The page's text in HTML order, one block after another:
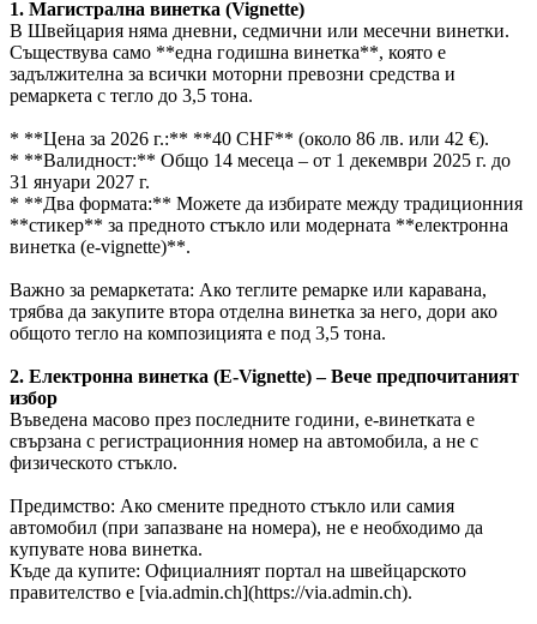
1. Магистрална винетка (Vignette)
В Швейцария няма дневни, седмични или месечни винетки.
Съществува само **една годишна винетка**, която е
задължителна за всички моторни превозни средства и
ремаркета с тегло до 3,5 тона.
* **Цена за 2026 г.:** **40 CHF** (около 86 лв. или 42 €).
* **Валидност:** Общо 14 месеца – от 1 декември 2025 г. до
31 януари 2027 г.
* **Два формата:** Можете да избирате между традиционния
**стикер** за предното стъкло или модерната **електронна
винетка (e-vignette)**.
Важно за ремаркетата: Ако теглите ремарке или каравана,
трябва да закупите втора отделна винетка за него, дори ако
общото тегло на композицията е под 3,5 тона.
2. Електронна винетка (E-Vignette) – Вече предпочитаният
избор
Въведена масово през последните години, е-винетката е
свързана с регистрационния номер на автомобила, а не с
физическото стъкло.
Предимство: Ако смените предното стъкло или самия
автомобил (при запазване на номера), не е необходимо да
купувате нова винетка.
Къде да купите: Официалният портал на швейцарското
правителство е [via.admin.ch](https://via.admin.ch).